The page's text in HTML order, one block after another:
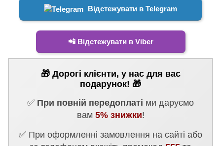
Відстежувати в Telegram
📲 Відстежувати в Viber
🎁 Дорогі клієнти, у нас для вас
подарунок! 🎁
✅ При повній передоплаті ми даруємо
вам 5% знижки!
✅ При оформленні замовлення на сайті або